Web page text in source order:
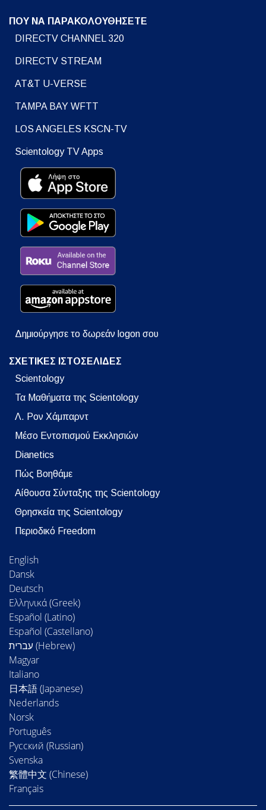
ΠΟΥ ΝΑ ΠΑΡΑΚΟΛΟΥΘΗΣΕΤΕ
DIRECTV CHANNEL 320
DIRECTV STREAM
AT&T U-VERSE
TAMPA BAY WFTT
LOS ANGELES KSCN-TV
Scientology TV Apps
Δημιούργησε το δωρεάν logon σου
ΣΧΕΤΙΚΕΣ ΙΣΤΟΣΕΛΙΔΕΣ
Scientology
Τα Μαθήματα της Scientology
Λ. Ρον Χάμπαρντ
Μέσο Εντοπισμού Εκκλησιών
Dianetics
Πώς Βοηθάμε
Αίθουσα Σύνταξης της Scientology
Θρησκεία της Scientology
Περιοδικό Freedom
English
Dansk
Deutsch
Ελληνικά (Greek)
Español (Latino)
Español (Castellano)
Magyar
Italiano
日本語 (Japanese)
Nederlands
Norsk
Português
Русский (Russian)
Svenska
繁體中文 (Chinese)
Français